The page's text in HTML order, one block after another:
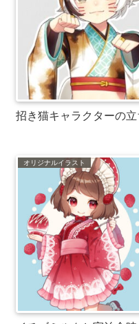
招き猫キャラクターの
オリジナルイラスト